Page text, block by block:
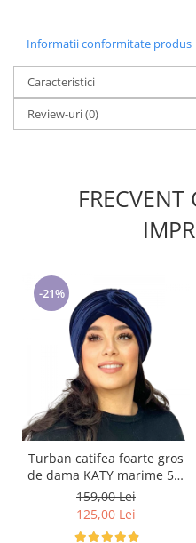
Informatii conformitate produs
Caracteristici
Review-uri(0)
FRECVENT
-21%
Turban catifea foarte gros
de dama KATY marime 58-
60, captuseala polar,
culoare bleomarin
159,00 Lei
125,00 Lei